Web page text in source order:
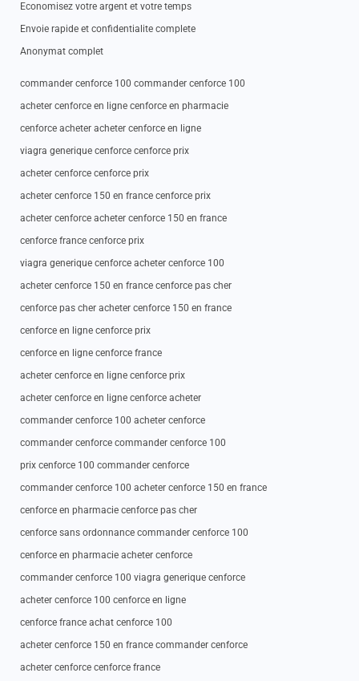
Economisez votre argent et votre temps
Envoie rapide et confidentialite complete
Anonymat complet
commander cenforce 100 commander cenforce 100
acheter cenforce en ligne cenforce en pharmacie
cenforce acheter acheter cenforce en ligne
viagra generique cenforce cenforce prix
acheter cenforce cenforce prix
acheter cenforce 150 en france cenforce prix
acheter cenforce acheter cenforce 150 en france
cenforce france cenforce prix
viagra generique cenforce acheter cenforce 100
acheter cenforce 150 en france cenforce pas cher
cenforce pas cher acheter cenforce 150 en france
cenforce en ligne cenforce prix
cenforce en ligne cenforce france
acheter cenforce en ligne cenforce prix
acheter cenforce en ligne cenforce acheter
commander cenforce 100 acheter cenforce
commander cenforce commander cenforce 100
prix cenforce 100 commander cenforce
commander cenforce 100 acheter cenforce 150 en france
cenforce en pharmacie cenforce pas cher
cenforce sans ordonnance commander cenforce 100
cenforce en pharmacie acheter cenforce
commander cenforce 100 viagra generique cenforce
acheter cenforce 100 cenforce en ligne
cenforce france achat cenforce 100
acheter cenforce 150 en france commander cenforce
acheter cenforce cenforce france